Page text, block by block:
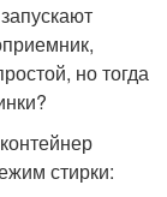
но тогда
стирки: